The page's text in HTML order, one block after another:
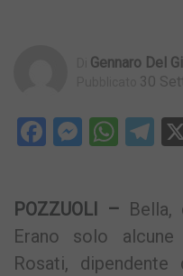
Gennaro Del
30
Facebook
POZZUOLI – Bella,
Erano solo
Rosati,